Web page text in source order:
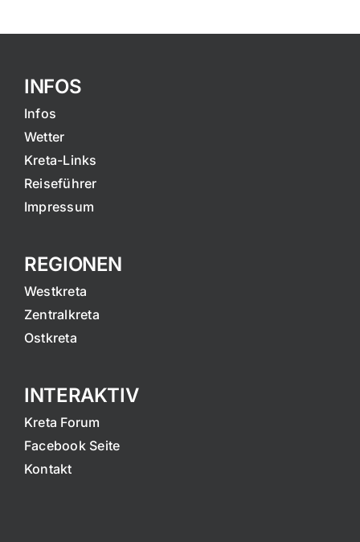
INFOS
Infos
Wetter
Kreta-Links
Reiseführer
Impressum
REGIONEN
Westkreta
Zentralkreta
Ostkreta
INTERAKTIV
Kreta Forum
Facebook Seite
Kontakt